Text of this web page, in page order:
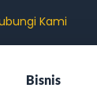
Kami
Bisnis